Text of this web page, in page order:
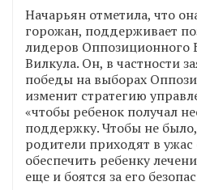
Начарьян отметила, что
горожан, поддерживает
лидеров Оппозиционного
Вилкула. Он, в частности
победы на выборах
изменит стратегию
«чтобы ребенок получал
поддержку. Чтобы не было,
родители приходят в
обеспечить ребенку
еще и боятся за его